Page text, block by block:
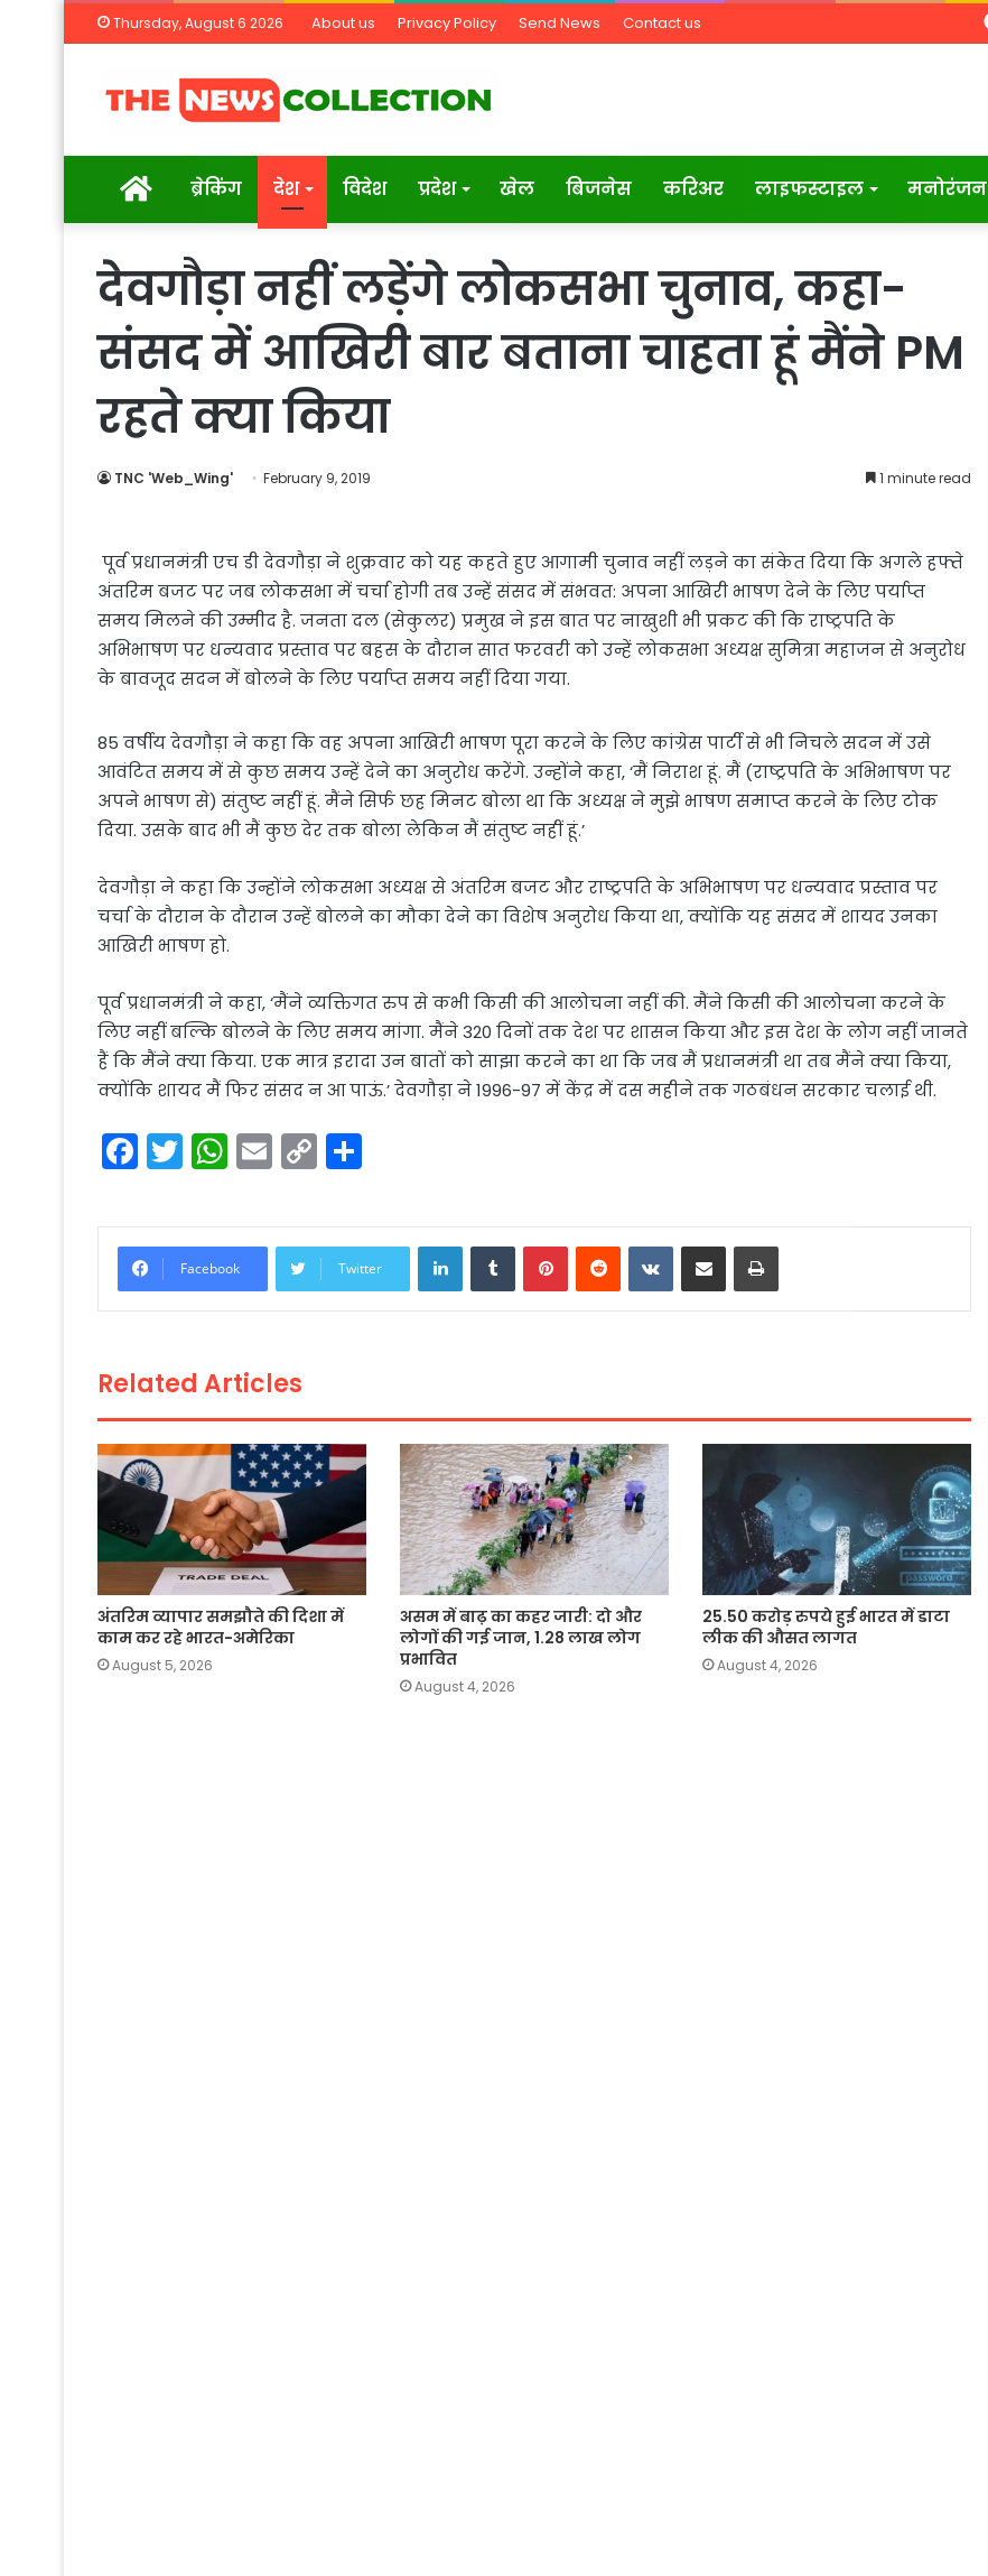
Thursday, August 6 2026 About us Privacy Policy Send News Contact us
Homeब्रेकिंग देश विदेश प्रदेश खेल बिजनेस करिअर लाइफस्टाइल मनोरंजन
देवगौड़ा नहीं लड़ेंगे लोकसभा चुनाव, कहा-
संसद में आखि‍री बार बताना चाहता हूं मैंने PM
रहते क्‍या किया
TNC 'Web_Wing' February 9, 2019 1 minute read
पूर्व प्रधानमंत्री एच डी देवगौड़ा ने शुक्रवार को यह कहते हुए आगामी चुनाव नहीं लड़ने का संकेत दिया कि अगले हफ्ते
अंतरिम बजट पर जब लोकसभा में चर्चा होगी तब उन्हें संसद में संभवत: अपना आखिरी भाषण देने के लिए पर्याप्त
समय मिलने की उम्मीद है. जनता दल (सेकुलर) प्रमुख ने इस बात पर नाखुशी भी प्रकट की कि राष्ट्रपति के
अभिभाषण पर धन्यवाद प्रस्ताव पर बहस के दौरान सात फरवरी को उन्हें लोकसभा अध्यक्ष सुमित्रा महाजन से अनुरोध
के बावजूद सदन में बोलने के लिए पर्याप्त समय नहीं दिया गया.
85 वर्षीय देवगौड़ा ने कहा कि वह अपना आखिरी भाषण पूरा करने के लिए कांग्रेस पार्टी से भी निचले सदन में उसे
आवंटित समय में से कुछ समय उन्हें देने का अनुरोध करेंगे. उन्होंने कहा, ‘मैं निराश हूं. मैं (राष्ट्रपति के अभिभाषण पर
अपने भाषण से) संतुष्ट नहीं हूं. मैंने सिर्फ छह मिनट बोला था कि अध्यक्ष ने मुझे भाषण समाप्त करने के लिए टोक
दिया. उसके बाद भी मैं कुछ देर तक बोला लेकिन मैं संतुष्ट नहीं हूं.’
देवगौड़ा ने कहा कि उन्होंने लोकसभा अध्यक्ष से अंतरिम बजट और राष्ट्रपति के अभिभाषण पर धन्यवाद प्रस्ताव पर
चर्चा के दौरान के दौरान उन्हें बोलने का मौका देने का विशेष अनुरोध किया था, क्योंकि यह संसद में शायद उनका
आखिरी भाषण हो.
पूर्व प्रधानमंत्री ने कहा, ‘मैंने व्यक्तिगत रुप से कभी किसी की आलोचना नहीं की. मैंने किसी की आलोचना करने के
लिए नहीं बल्कि बोलने के लिए समय मांगा. मैंने 320 दिनों तक देश पर शासन किया और इस देश के लोग नहीं जानते
हैं कि मैंने क्या किया. एक मात्र इरादा उन बातों को साझा करने का था कि जब मैं प्रधानमंत्री था तब मैंने क्या किया,
क्योंकि शायद मैं फिर संसद न आ पाऊं.’ देवगौड़ा ने 1996-97 में केंद्र में दस महीने तक गठबंधन सरकार चलाई थी.
F
a
c
e
b
o
k
T
w
itt
er
W
h
a
ts
A
p
E
m
ai
l
C
o
p
y
Li
ar
e
Facebook Twitter
LinkedInTumblrPinterestReddit VKontakte
Share via Email Print
Related Articles
अंतरिम व्यापार समझौते की दिशा में
काम कर रहे भारत-अमेरिका
August 5, 2026
असम में बाढ़ का कहर जारी: दो और
लोगों की गई जान, 1.28 लाख लोग
प्रभावित
August 4, 2026
25.50 करोड़ रुपये हुई भारत में डाटा
लीक की औसत लागत
August 4, 2026